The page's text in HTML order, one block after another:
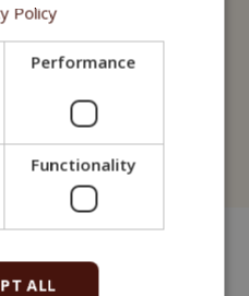
Policy
Performance
Functionality
ALL